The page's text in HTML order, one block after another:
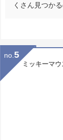
くさん見つか
no. 5